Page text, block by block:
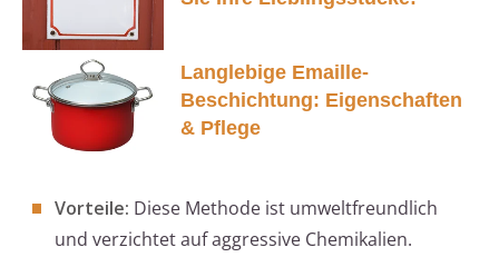
Langlebige Emaille-
Beschichtung: Eigenschaften
& Pflege
Vorteile: Diese Methode ist umweltfreundlich
und verzichtet auf aggressive Chemikalien.